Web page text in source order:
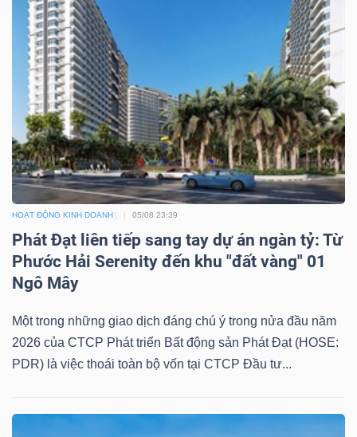
HOẠT ĐỘNG KINH DOANH 05/08 23:39
Phát Đạt liên tiếp sang tay dự án ngàn tỷ: Từ
Phước Hải Serenity đến khu "đất vàng" 01
Ngô Mây
Một trong những giao dịch đáng chú ý trong nửa đầu năm
2026 của CTCP Phát triển Bất động sản Phát Đạt (HOSE:
PDR) là việc thoái toàn bộ vốn tại CTCP Đầu tư...
thông
tài
chính
Dữ
liệu
chính